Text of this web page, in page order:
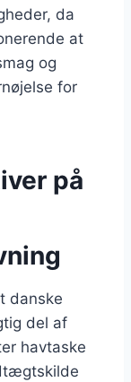
da
at
og
for
på
danske
del af
havtaske